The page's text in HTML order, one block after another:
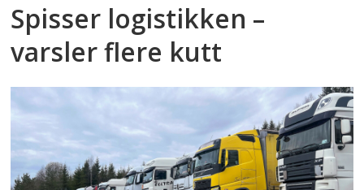
Spisser logistikken –
varsler flere kutt